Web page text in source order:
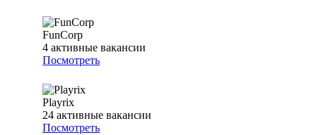
FunCorp
4 активные вакансии
Посмотреть
Playrix
24 активные вакансии
Посмотреть